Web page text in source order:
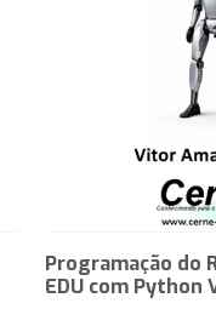
Programação do
EDU com Python